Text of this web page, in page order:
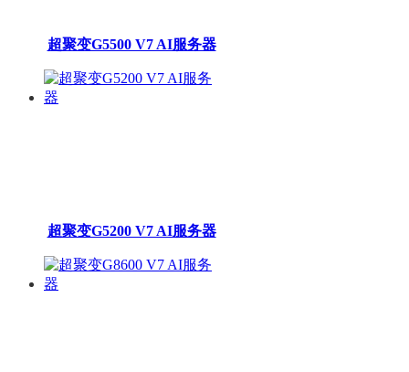
超聚变G5500 V7 AI服务器
超聚变G5200 V7 AI服务器